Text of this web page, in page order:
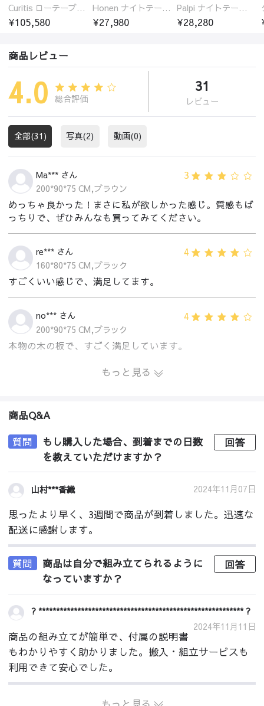
Curitis ローテーブル センターテーブル オーク材 収納付き 2色選び シンプル ほぞ継ぎ 5サイズ
¥105,580
Honen ナイトテーブル サイドテーブル 引き出し2杯 オーク材 木製 無垢材
¥27,980
Palpi ナイトテーブル サイドテーブル 引き出し2杯 オーク材 木製 無垢材
¥28,280
商品レビュー
4.0 総合評価
31
レビュー
全部(31) 写真(2) 動画(0)
Ma*** さん 3
200*90*75 CM,ブラウン
めっちゃ良かった！まさに私が欲しかった感じ。質感もば
っちりで、ぜひみんなも買ってみてください。
re*** さん 4
160*80*75 CM,ブラック
すごくいい感じで、満足してます。
no*** さん 4
200*90*75 CM,ブラック
本物の木の板で、すごく満足しています。
もっと見る
商品Q&A
質問
もし購入した場合、到着までの日数
を教えていただけますか？
回答
山村***香織 2024年11月07日
思ったより早く、3週間で商品が到着しました。迅速な
配送に感謝します。
質問
商品は自分で組み立てられるように
なっていますか？
回答
? ********************************************************** ?
2024年11月11日
商品の組み立てが簡単で、付属の説明書
もわかりやすく助かりました。搬入・組立サービスも
利用できて安心でした。